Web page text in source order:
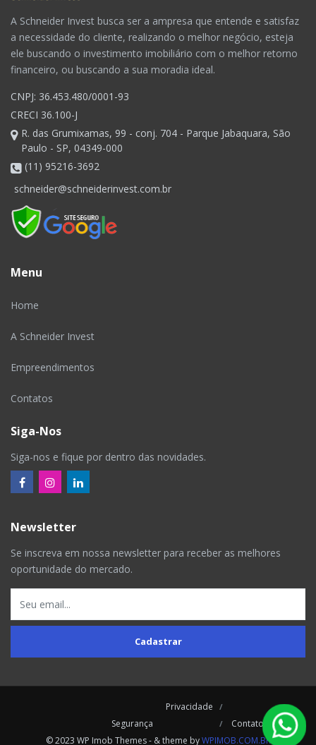
A Schneider Invest busca ser a ampresa que entende e satisfaz
a necessidade do cliente, realizando o melhor negócio, esteja
ele buscando o investimento imobiliário com o melhor retorno
financeiro, ou buscando a sua moradia ideal.
CNPJ: 36.453.480/0001-93
CRECI 36.100-J
R. das Grumixamas, 99 - conj. 704 - Parque Jabaquara, São
Paulo - SP, 04349-000
(11) 95216-3692
schneider@schneiderinvest.com.br
Menu
Home
A Schneider Invest
Empreendimentos
Contatos
Siga-Nos
Siga-nos e fique por dentro das novidades.
Newsletter
Se inscreva em nossa newsletter para receber as melhores
oportunidade do mercado.
Cadastrar
© 2023 WP Imob Themes - & theme byWPIMOB.COM.BR
Privacidade
Segurança
Contatos